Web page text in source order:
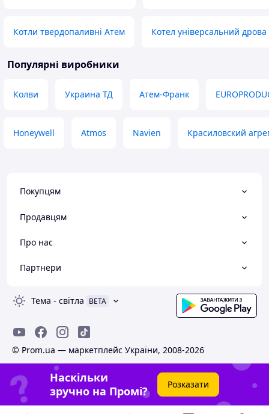
Котли твердопаливні Атем Котел універсальний дрова
Популярні виробники
Колви Украина ТД Атем-Франк
Honeywell Atmos Navien Красиловский
Покупцям
Продавцям
Про нас
Партнери
Тема - світла BETA
© Prom.ua — маркетплейс України, 2008-2026
Наскільки
зручно на Промі?
Розказати